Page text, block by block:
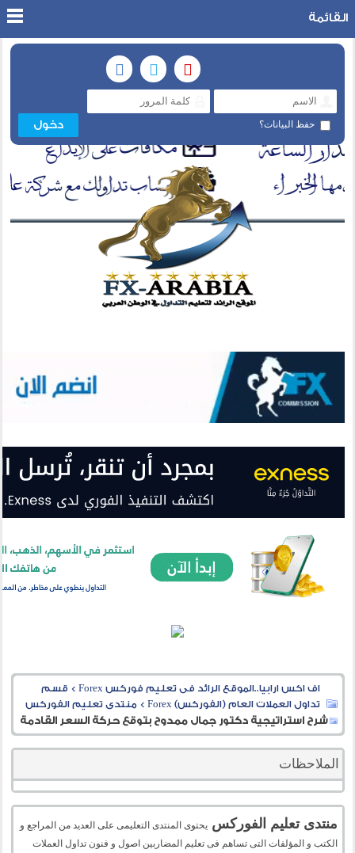
حفظ البيانات؟
القائمة
اف اكس ارابيا..الموقع الرائد فى تعليم فوركس Forex > قسم
تداول العملات العام (الفوركس) Forex
> منتدى تعليم الفوركس
شرح استراتيجية دكتور جمال ممدوح بتوقع حركة السعر القادمة
الملاحظات
منتدى تعليم الفوركس يحتوى المنتدى التعليمى على العديد من المراجع و
الكتب و المؤلفات التى تساهم فى تعليم المضاربين اصول و فنون تداول العملات